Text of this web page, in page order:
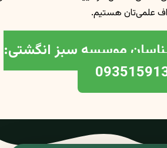
علمی‌تان هستیم.
موسسه سبز انگشتی: